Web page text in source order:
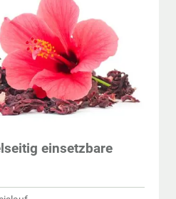
einsetzbare